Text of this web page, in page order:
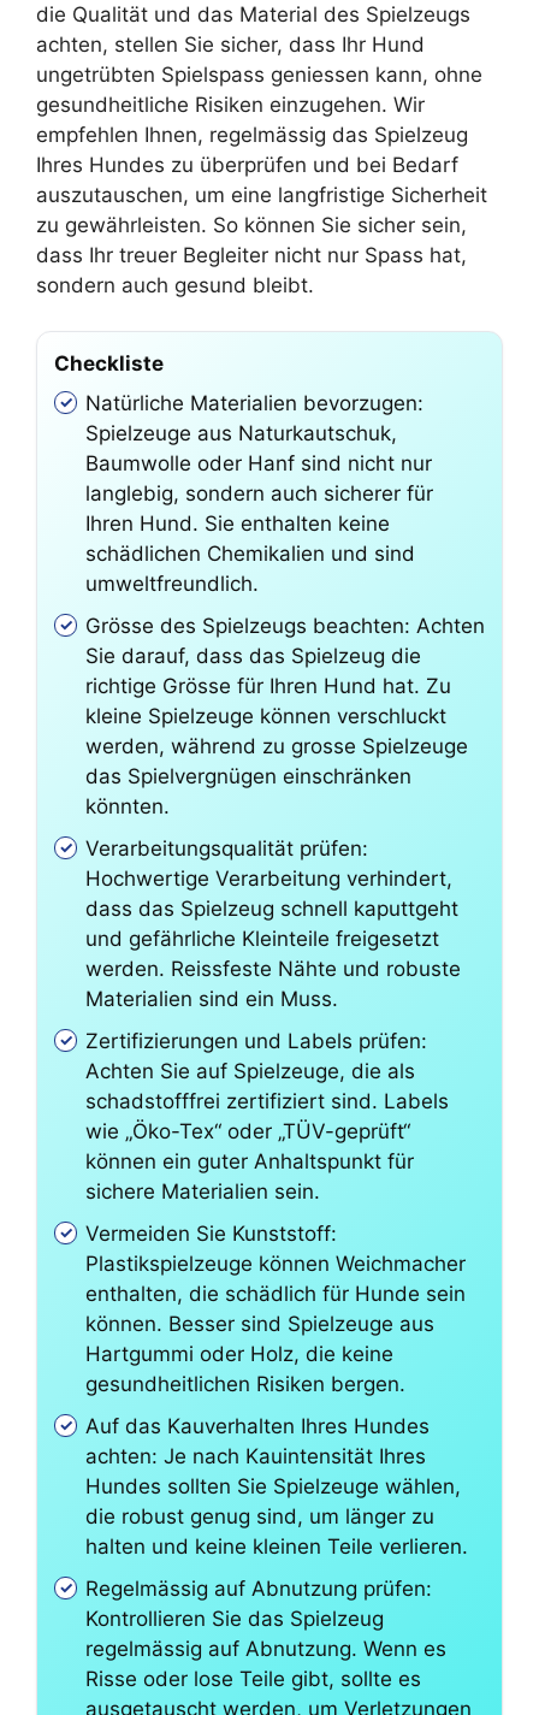
die Qualität und das Material des Spielzeugs
achten, stellen Sie sicher, dass Ihr Hund
ungetrübten Spielspass geniessen kann, ohne
gesundheitliche Risiken einzugehen. Wir
empfehlen Ihnen, regelmässig das Spielzeug
Ihres Hundes zu überprüfen und bei Bedarf
auszutauschen, um eine langfristige Sicherheit
zu gewährleisten. So können Sie sicher sein,
dass Ihr treuer Begleiter nicht nur Spass hat,
sondern auch gesund bleibt.
Checkliste
Natürliche Materialien bevorzugen:
Spielzeuge aus Naturkautschuk,
Baumwolle oder Hanf sind nicht nur
langlebig, sondern auch sicherer für
Ihren Hund. Sie enthalten keine
schädlichen Chemikalien und sind
umweltfreundlich.
Grösse des Spielzeugs beachten: Achten
Sie darauf, dass das Spielzeug die
richtige Grösse für Ihren Hund hat. Zu
kleine Spielzeuge können verschluckt
werden, während zu grosse Spielzeuge
das Spielvergnügen einschränken
könnten.
Verarbeitungsqualität prüfen:
Hochwertige Verarbeitung verhindert,
dass das Spielzeug schnell kaputtgeht
und gefährliche Kleinteile freigesetzt
werden. Reissfeste Nähte und robuste
Materialien sind ein Muss.
Zertifizierungen und Labels prüfen:
Achten Sie auf Spielzeuge, die als
schadstofffrei zertifiziert sind. Labels
wie „Öko-Tex“ oder „TÜV-geprüft“
können ein guter Anhaltspunkt für
sichere Materialien sein.
Vermeiden Sie Kunststoff:
Plastikspielzeuge können Weichmacher
enthalten, die schädlich für Hunde sein
können. Besser sind Spielzeuge aus
Hartgummi oder Holz, die keine
gesundheitlichen Risiken bergen.
Auf das Kauverhalten Ihres Hundes
achten: Je nach Kauintensität Ihres
Hundes sollten Sie Spielzeuge wählen,
die robust genug sind, um länger zu
halten und keine kleinen Teile verlieren.
Regelmässig auf Abnutzung prüfen:
Kontrollieren Sie das Spielzeug
regelmässig auf Abnutzung. Wenn es
Risse oder lose Teile gibt, sollte es
ausgetauscht werden, um Verletzungen